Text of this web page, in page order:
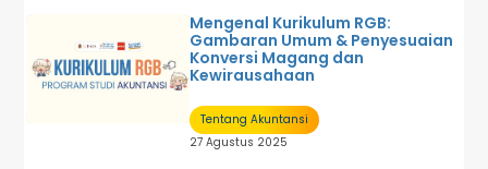
Mengenal Kurikulum RGB:
Gambaran Umum & Penyesuaian
Konversi Magang dan
Kewirausahaan
Tentang Akuntansi
27 Agustus 2025